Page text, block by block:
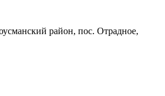
район, пос. Отрадное,